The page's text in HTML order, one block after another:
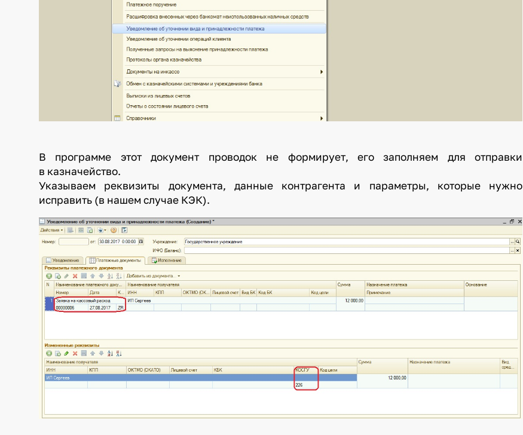
В программе этот документ проводок не формирует, его заполняем для отправки
в казначейство.
Указываем реквизиты документа, данные контрагента и параметры, которые нужно
исправить (в нашем случае КЭК).